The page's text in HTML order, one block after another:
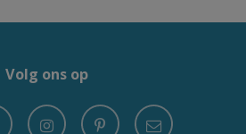
Volg ons op